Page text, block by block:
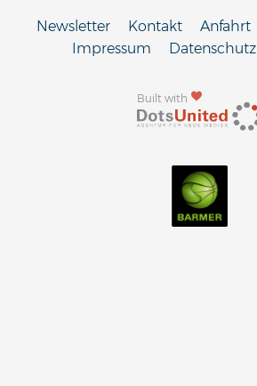
Built with
Newsletter Kontakt Anfahrt
Impressum
Datenschutz